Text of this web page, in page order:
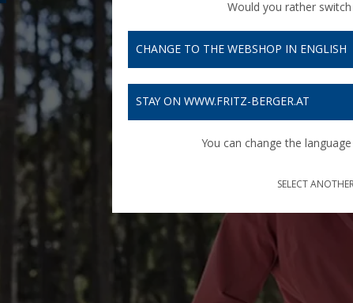
Would you rather
CHANGE TO THE WEBSHOP IN ENGLISH
STAY ON WWW.FRITZ-BERGER.AT
You can change the
SELECT